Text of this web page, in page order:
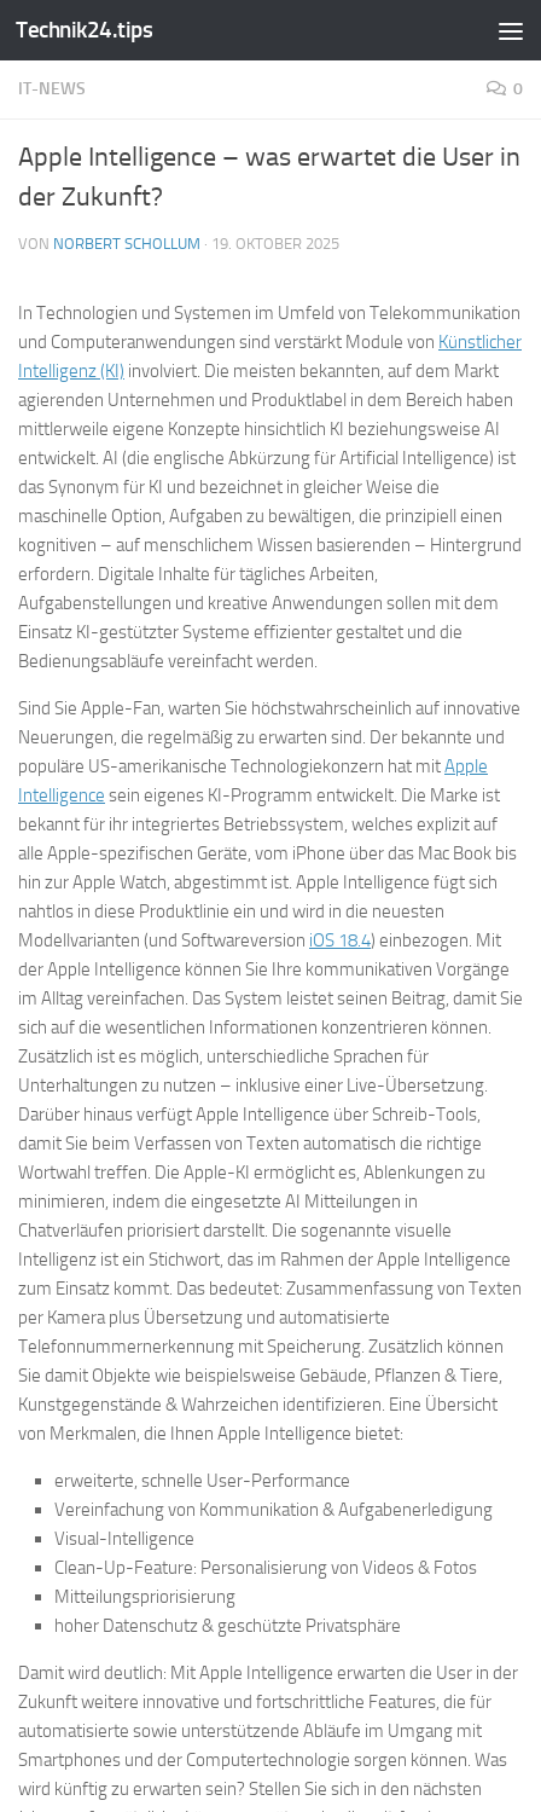
Zum Inhalt springen
Technik24.tips
IT-NEWS 0
Apple Intelligence – was erwartet die User in
der Zukunft?
VON NORBERT SCHOLLUM · 19. OKTOBER 2025
In Technologien und Systemen im Umfeld von Telekommunikation
und Computeranwendungen sind verstärkt Module von Künstlicher
Intelligenz (KI) involviert. Die meisten bekannten, auf dem Markt
agierenden Unternehmen und Produktlabel in dem Bereich haben
mittlerweile eigene Konzepte hinsichtlich KI beziehungsweise AI
entwickelt. AI (die englische Abkürzung für Artificial Intelligence) ist
das Synonym für KI und bezeichnet in gleicher Weise die
maschinelle Option, Aufgaben zu bewältigen, die prinzipiell einen
kognitiven – auf menschlichem Wissen basierenden – Hintergrund
erfordern. Digitale Inhalte für tägliches Arbeiten,
Aufgabenstellungen und kreative Anwendungen sollen mit dem
Einsatz KI-gestützter Systeme effizienter gestaltet und die
Bedienungsabläufe vereinfacht werden.
Sind Sie Apple-Fan, warten Sie höchstwahrscheinlich auf innovative
Neuerungen, die regelmäßig zu erwarten sind. Der bekannte und
populäre US-amerikanische Technologiekonzern hat mitApple
Intelligence sein eigenes KI-Programm entwickelt. Die Marke ist
bekannt für ihr integriertes Betriebssystem, welches explizit auf
alle Apple-spezifischen Geräte, vom iPhone über das Mac Book bis
hin zur Apple Watch, abgestimmt ist. Apple Intelligence fügt sich
nahtlos in diese Produktlinie ein und wird in die neuesten
Modellvarianten (und Softwareversion iOS 18.4) einbezogen. Mit
der Apple Intelligence können Sie Ihre kommunikativen Vorgänge
im Alltag vereinfachen. Das System leistet seinen Beitrag, damit Sie
sich auf die wesentlichen Informationen konzentrieren können.
Zusätzlich ist es möglich, unterschiedliche Sprachen für
Unterhaltungen zu nutzen – inklusive einer Live-Übersetzung.
Darüber hinaus verfügt Apple Intelligence über Schreib-Tools,
damit Sie beim Verfassen von Texten automatisch die richtige
Wortwahl treffen. Die Apple-KI ermöglicht es, Ablenkungen zu
minimieren, indem die eingesetzte AI Mitteilungen in
Chatverläufen priorisiert darstellt. Die sogenannte visuelle
Intelligenz ist ein Stichwort, das im Rahmen der Apple Intelligence
zum Einsatz kommt. Das bedeutet: Zusammenfassung von Texten
per Kamera plus Übersetzung und automatisierte
Telefonnummernerkennung mit Speicherung. Zusätzlich können
Sie damit Objekte wie beispielsweise Gebäude, Pflanzen & Tiere,
Kunstgegenstände & Wahrzeichen identifizieren. Eine Übersicht
von Merkmalen, die Ihnen Apple Intelligence bietet:
erweiterte, schnelle User-Performance
Vereinfachung von Kommunikation & Aufgabenerledigung
Visual-Intelligence
Clean-Up-Feature: Personalisierung von Videos & Fotos
Mitteilungspriorisierung
hoher Datenschutz & geschützte Privatsphäre
Damit wird deutlich: Mit Apple Intelligence erwarten die User in der
Zukunft weitere innovative und fortschrittliche Features, die für
automatisierte sowie unterstützende Abläufe im Umgang mit
Smartphones und der Computertechnologie sorgen können. Was
wird künftig zu erwarten sein? Stellen Sie sich in den nächsten